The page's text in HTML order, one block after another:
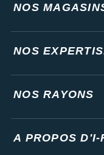
NOS
NOS
NOS RAYONS
A PROPOS D'I-